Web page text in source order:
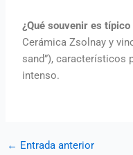
¿Qué souvenir es típico
Cerámica Zsolnay y
sand”), característicos
intenso.
← Entrada anterior